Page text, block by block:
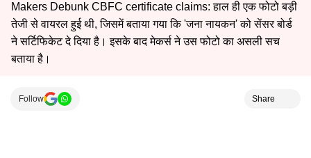
Makers Debunk CBFC certificate claims: हाल ही एक फोटो बड़ी
तेजी से वायरल हुई थी, जिसमें बताया गया कि 'जना नायकन' को सेंसर बोर्ड
ने सर्टिफिकेट दे दिया है। इसके बाद मेकर्स ने उस फोटो का असली सच
बताया है।
Follow Share